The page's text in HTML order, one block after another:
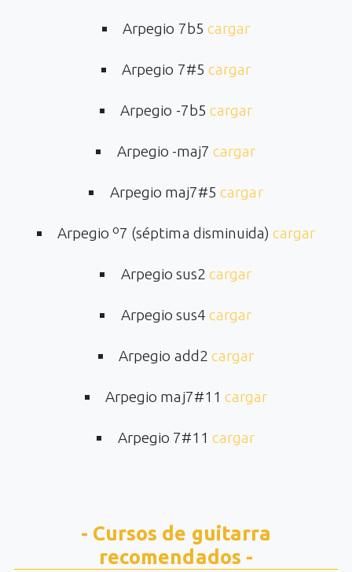
Arpegio 7b5 cargar
Arpegio 7#5 cargar
Arpegio -7b5 cargar
Arpegio -maj7cargar
Arpegio maj7#5cargar
Arpegio º7 (séptima disminuida)cargar
Arpegio sus2cargar
Arpegio sus4cargar
Arpegio add2 cargar
Arpegio maj7#11 cargar
Arpegio 7#11cargar
- Cursos de guitarra
recomendados -